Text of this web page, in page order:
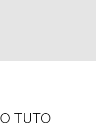
TUTO